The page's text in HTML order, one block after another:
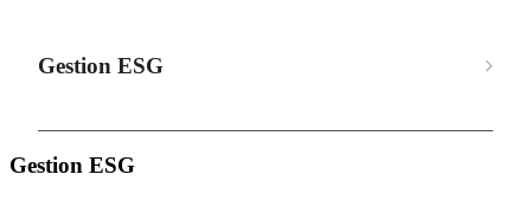
Gestion ESG
Gestion ESG